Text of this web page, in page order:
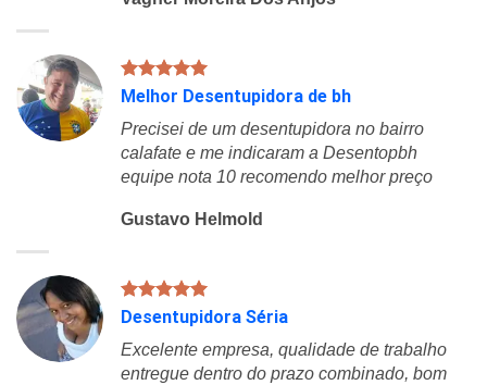
Melhor Desentupidora de bh
Precisei de um desentupidora no bairro
calafate e me indicaram a Desentopbh
equipe nota 10 recomendo melhor preço
Gustavo Helmold
Desentupidora Séria
Excelente empresa, qualidade de trabalho
entregue dentro do prazo combinado, bom